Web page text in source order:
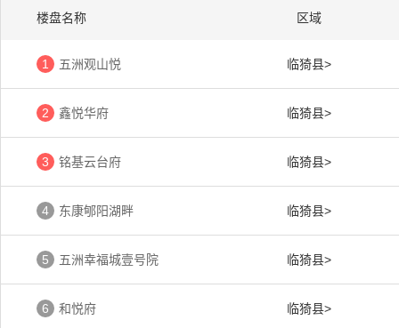
楼盘名称 区域
1 五洲观山悦 临猗县>
2 鑫悦华府 临猗县>
3 铭基云台府 临猗县>
4 东康郇阳湖畔 临猗县>
5 五洲幸福城壹号院 临猗县>
6 和悦府 临猗县>